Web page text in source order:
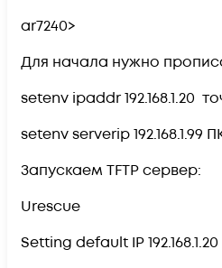
ar7240>
Для начала нужно
setenv ipaddr 192.168.1.20
setenv serverip 192.168.1.99
Запускаем TFTP сервер:
Urescue
Setting default IP 192.168.1.20